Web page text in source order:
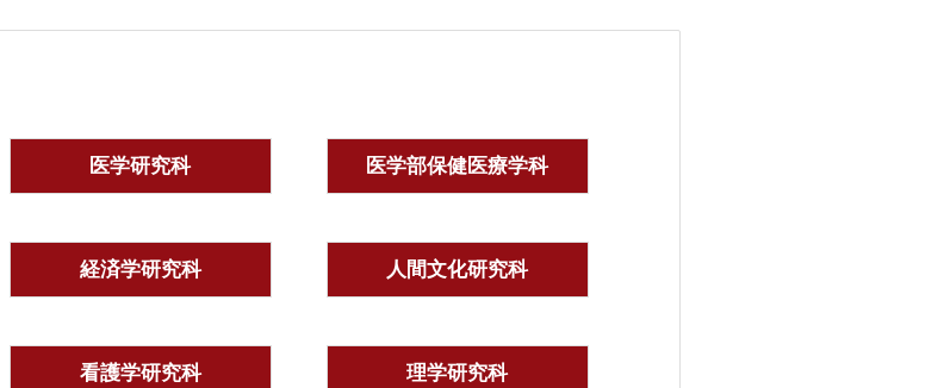
医学研究科 医学部保健医療学科
経済学研究科 人間文化研究科
看護学研究科 理学研究科